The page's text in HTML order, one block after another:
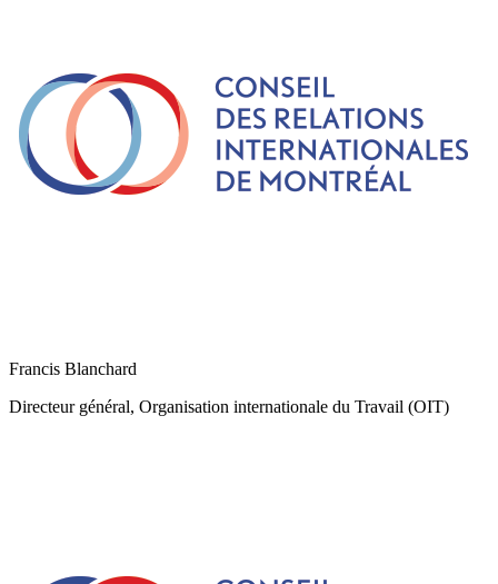
Francis Blanchard
Directeur général, Organisation internationale du Travail (OIT)